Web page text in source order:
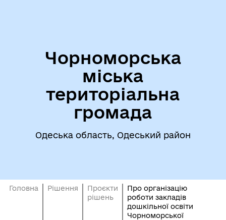
Чорноморська
міська
територіальна
громада
Одеська область, Одеський район
Головна Рішення
Проєкти
рішень
Про організацію
роботи закладів
дошкільної освіти
Чорноморської